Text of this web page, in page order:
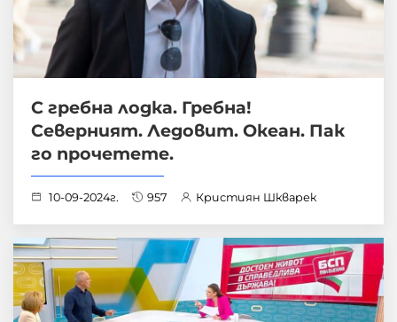
С гребна лодка. Гребна!
Северният. Ледовит. Океан. Пак
го прочетете.
10-09-2024г. 957 Кристиян Шкварек